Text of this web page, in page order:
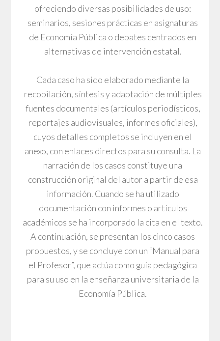
ofreciendo diversas posibilidades de uso:
seminarios, sesiones prácticas en asignaturas
de Economía Pública o debates centrados en
alternativas de intervención estatal.
Cada caso ha sido elaborado mediante la
recopilación, síntesis y adaptación de múltiples
fuentes documentales (artículos periodísticos,
reportajes audiovisuales, informes oficiales),
cuyos detalles completos se incluyen en el
anexo, con enlaces directos para su consulta. La
narración de los casos constituye una
construcción original del autor a partir de esa
información. Cuando se ha utilizado
documentación con informes o artículos
académicos se ha incorporado la cita en el texto.
A continuación, se presentan los cinco casos
propuestos, y se concluye con un “Manual para
el Profesor”, que actúa como guía pedagógica
para su uso en la enseñanza universitaria de la
Economía Pública.